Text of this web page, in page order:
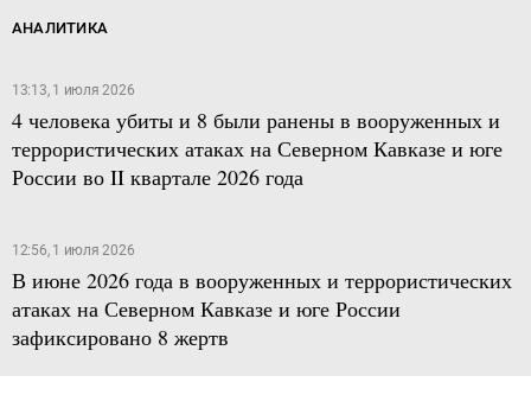
АНАЛИТИКА
13:13, 1 июля 2026
4 человека убиты и 8 были ранены в вооруженных и
террористических атаках на Северном Кавказе и юге
России во II квартале 2026 года
12:56, 1 июля 2026
В июне 2026 года в вооруженных и террористических
атаках на Северном Кавказе и юге России
зафиксировано 8 жертв